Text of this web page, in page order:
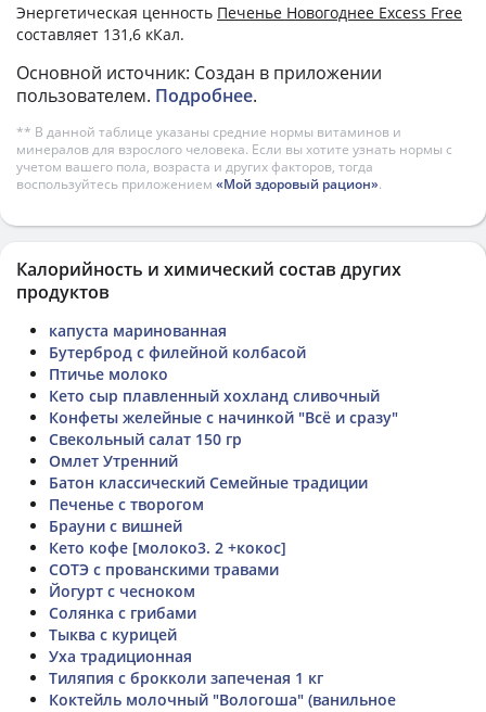
Энергетическая ценность Печенье Новогоднее Excess Free
составляет 131,6 кКал.
Основной источник: Создан в приложении
пользователем. Подробнее.
** В данной таблице указаны средние нормы витаминов и
минералов для взрослого человека. Если вы хотите узнать нормы с
учетом вашего пола, возраста и других факторов, тогда
воспользуйтесь приложением «Мой здоровый рацион».
Калорийность и химический состав других
продуктов
капуста маринованная
Бутерброд с филейной колбасой
Птичье молоко
Кето сыр плавленный хохланд сливочный
Конфеты желейные с начинкой "Всё и сразу"
Свекольный салат 150 гр
Омлет Утренний
Батон классический Семейные традиции
Печенье с творогом
Брауни с вишней
Кето кофе [молоко3. 2 +кокос]
СОТЭ с прованскими травами
Йогурт с чесноком
Солянка с грибами
Тыква с курицей
Уха традиционная
Тиляпия с брокколи запеченая 1 кг
Коктейль молочный "Вологоша" (ванильное